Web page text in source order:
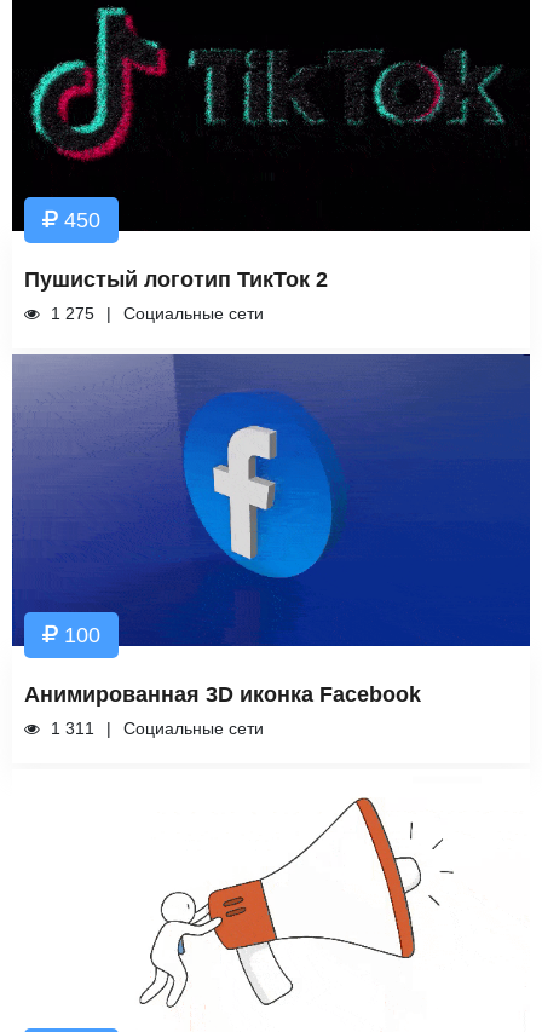
450
Пушистый логотип ТикТок 2
1 275 Социальные сети
100
Анимированная 3D иконка Facebook
1 311 Социальные сети